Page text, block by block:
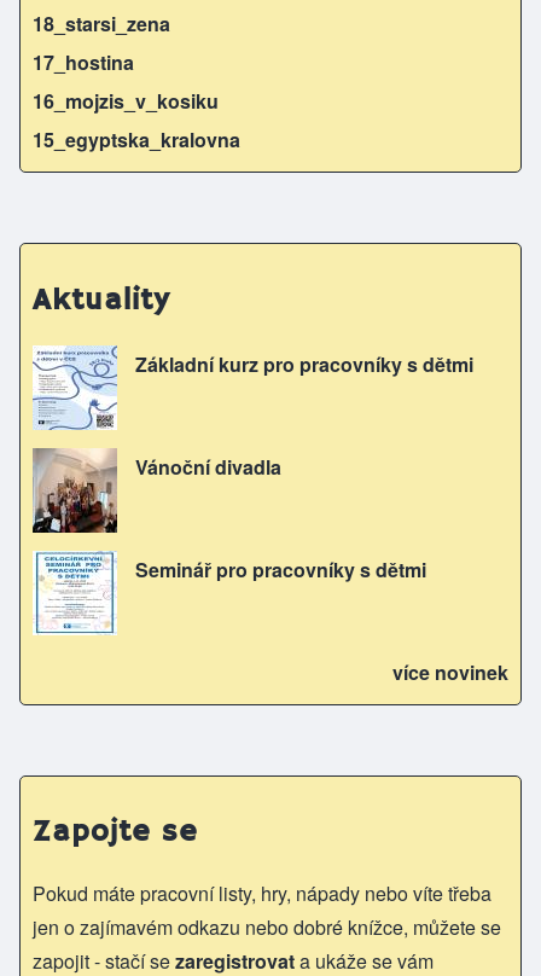
18_starsi_zena
17_hostina
16_mojzis_v_kosiku
15_egyptska_kralovna
Aktuality
Základní kurz pro pracovníky s dětmi
Vánoční divadla
Seminář pro pracovníky s dětmi
více novinek
Zapojte se
Pokud máte pracovní listy, hry, nápady nebo víte třeba
jen o zajímavém odkazu nebo dobré knížce, můžete se
zapojit - stačí sezaregistrovata ukáže se vám